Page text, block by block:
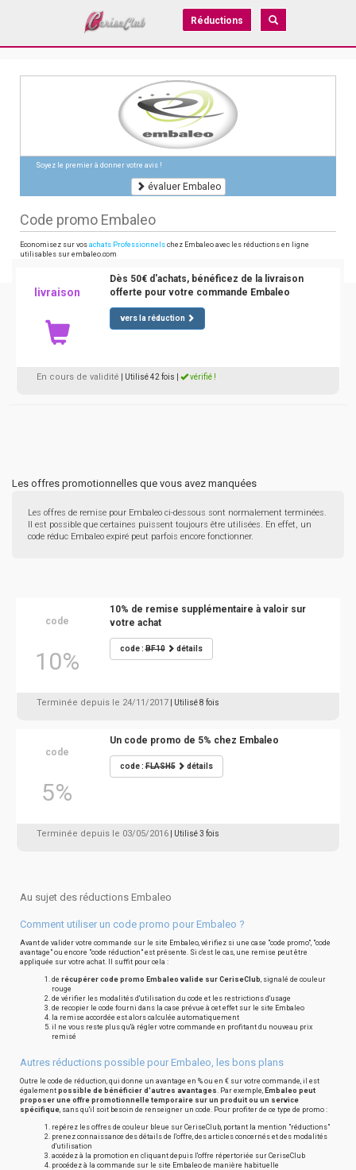
Réductions
Soyez le premier à donner votre avis !
évaluer Embaleo
Code promo Embaleo
Economisez sur vos achats Professionnels chez Embaleo avec les réductions en ligne
utilisables sur embaleo.com
livraison
Dès 50€ d'achats, bénéficez de la livraison
offerte pour votre commande Embaleo
vers la réduction
En cours de validité | Utilisé 42 fois vérifié !
Les offres promotionnelles que vous avez manquées
Les offres de remise pour Embaleo ci-dessous sont normalement terminées.
Il est possible que certaines puissent toujours être utilisées. En effet, un
code réduc Embaleo expiré peut parfois encore fonctionner.
code
10%
10% de remise supplémentaire à valoir sur
votre achat
code :BF10 détails
Terminée depuis le 24/11/2017 | Utilisé 8 fois
code
5%
Un code promo de 5% chez Embaleo
code :FLASH5 détails
Terminée depuis le 03/05/2016 | Utilisé 3 fois
Au sujet des réductions Embaleo
Comment utiliser un code promo pour Embaleo ?
Avant de valider votre commande sur le site Embaleo, vérifiez si une case "code promo", "code
avantage" ou encore "code réduction" est présente. Si c'est le cas, une remise peut être
appliquée sur votre achat. Il suffit pour cela :
de récupérer code promo Embaleo valide sur CeriseClub, signalé de couleur
rouge
de vérifier les modalités d'utilisation du code et les restrictions d'usage
de recopier le code fourni dans la case prévue à cet effet sur le site Embaleo
la remise accordée est alors calculée automatiquement
il ne vous reste plus qu'à régler votre commande en profitant du nouveau prix
remisé
Autres réductions possible pour Embaleo, les bons plans
Outre le code de réduction, qui donne un avantage en % ou en € sur votre commande, il est
également possible de bénéficier d'autres avantages. Par exemple, Embaleo peut
proposer une offre promotionnelle temporaire sur un produit ou un service
spécifique, sans qu'il soit besoin de renseigner un code. Pour profiter de ce type de promo :
repérez les offres de couleur bleue sur CeriseClub, portant la mention "réductions"
prenez connaissance des détails de l'offre, des articles concernés et des modalités
d'utilisation
accédez à la promotion en cliquant depuis l'offre répertoriée sur CeriseClub
procédez à la commande sur le site Embaleo de manière habituelle